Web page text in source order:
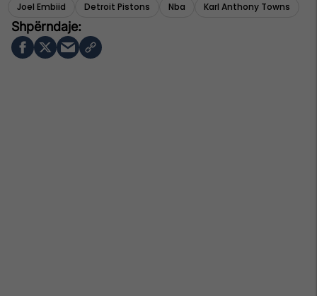
Joel Embiid Detroit Pistons Nba Karl Anthony Towns